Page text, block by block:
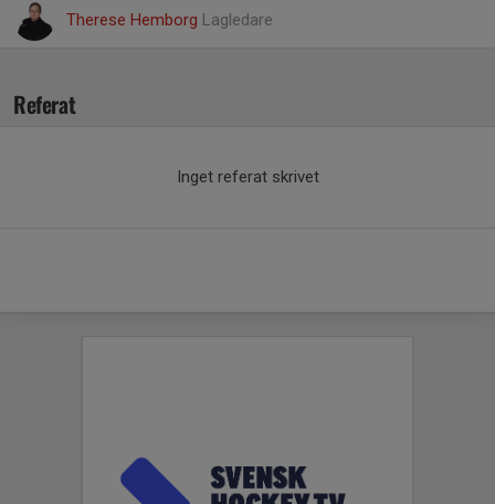
Therese Hemborg Lagledare
Referat
Inget referat skrivet